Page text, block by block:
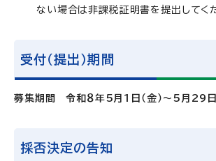
ない場合は非課税証明書を提出してく
受付（提出）期間
募集期間 令和８年5月1日（金）～5月29日
採否決定の告知